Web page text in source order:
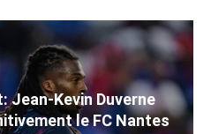
Jean-Kevin Duverne
le FC Nantes